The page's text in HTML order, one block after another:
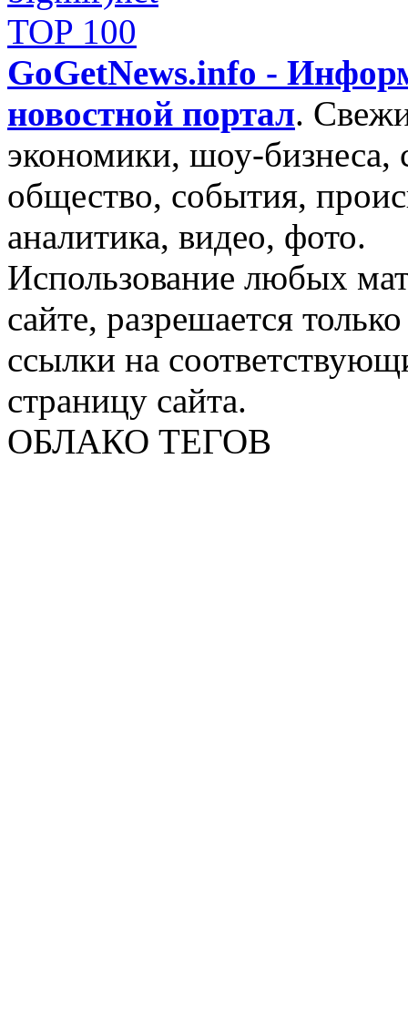
GoGetNews.info -
новостной портал.
экономики, шоу-бизнеса,
общество, события,
аналитика, видео, фото.
Использование любых
сайте, разрешается
ссылки на
страницу сайта.
ОБЛАКО ТЕГОВ